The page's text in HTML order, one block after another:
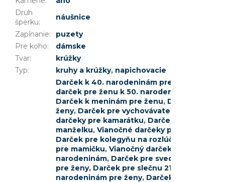
Druh
šperku:
náušnice
Zapínanie:
puzety
Pre koho:
dámske
Tvar:
krúžky
Typ: kruhy a krúžky, napichovacie
Darček k 40. narodeninám pre ženu
darček pre ženu k 50. narodeninám
Darček k meninám pre ženu, Darček pre
ženy, Darček pre vychovávateľku
darčeky pre kamarátku, Darček k promócii
manželku, Vianočné darčeky pre priateľku
Darček pre kolegyňu na rozlúčku
pre mamičku, Vianočný darček pre svokru
narodeninám, Darček pre svedkyňu
pre ženy, Darček pre slečnu 21 rokov
narodeninám pre ženy, Darček k 33.